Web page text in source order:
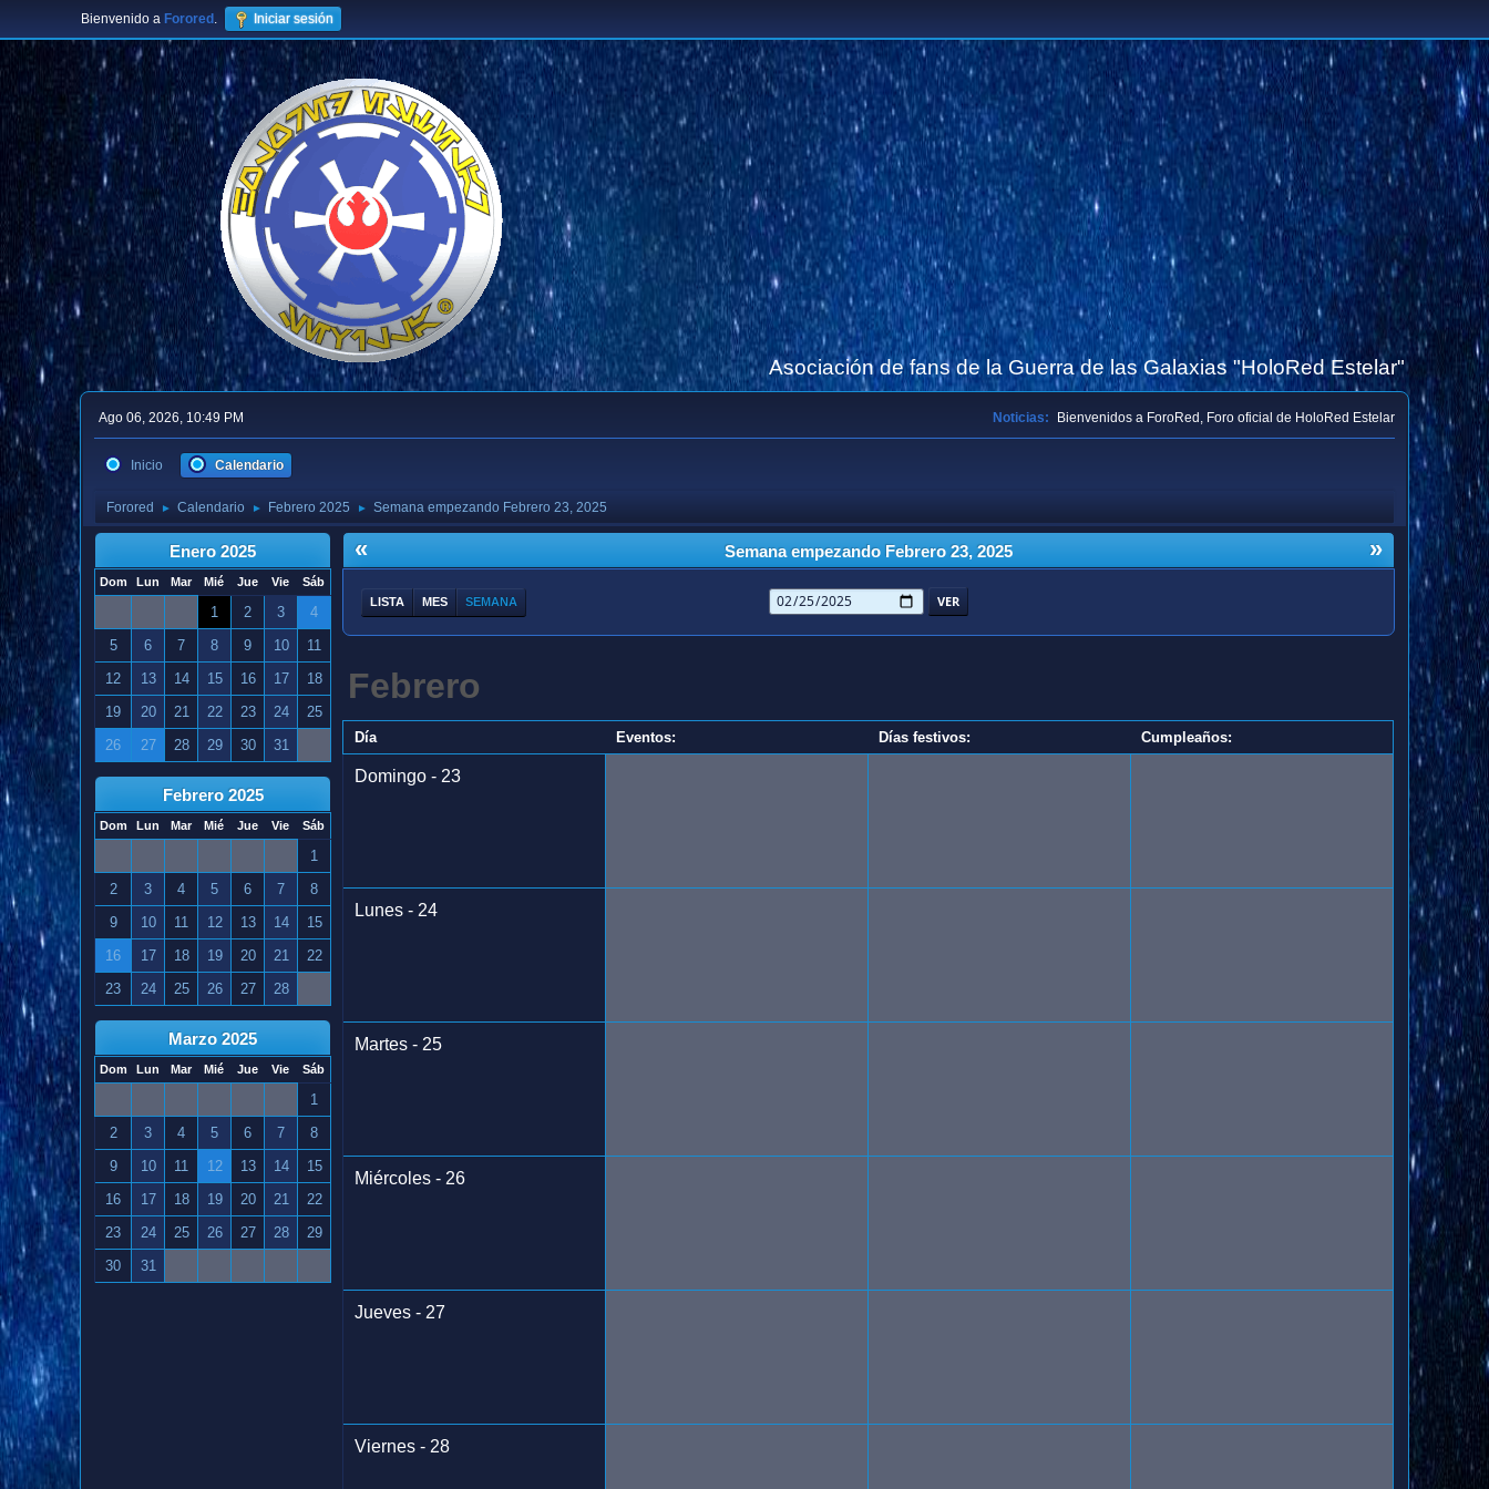
Bienvenido a Forored . Iniciar sesión
Asociación de fans de la Guerra de las Galaxias "HoloRed Estelar"
Ago 06, 2026, 10:49 PM Noticias: Bienvenidos a ForoRed, Foro oficial de HoloRed Estelar
Inicio Calendario
Forored ► Calendario ► Febrero 2025 ► Semana empezando Febrero 23, 2025
Enero 2025
Dom Lun Mar Mié Jue Vie Sáb
1 2 3
4
5
6 7 8 9 10
11
12
13 14 15 16 17
18
19
20 21 22 23 24
25
26
27 28 29 30 31
Febrero 2025
Dom Lun Mar Mié Jue Vie Sáb
1
2
3 4 5 6 7
8
9
10 11 12 13 14
15
16
17 18 19 20 21
22
23
24 25 26 27 28
Marzo 2025
Dom Lun Mar Mié Jue Vie Sáb
1
2
3 4 5 6 7
8
9
10 11 12 13 14
15
16
17 18 19 20 21
22
23
24 25 26 27 28
29
30
31
« »
Semana empezando Febrero 23, 2025
LISTA MES SEMANA
Febrero
Día Eventos: Días festivos: Cumpleaños:
Domingo - 23
Lunes - 24
Martes - 25
Miércoles - 26
Jueves - 27
Viernes - 28